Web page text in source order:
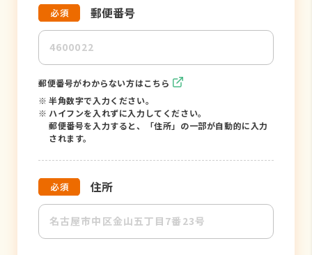
郵便番号
郵便番号がわからない方はこちら
※ 半角数字で入力ください。
※ ハイフンを入れずに入力してください。
郵便番号を入力すると、「住所」の一部が自動的に入力
されます。
住所